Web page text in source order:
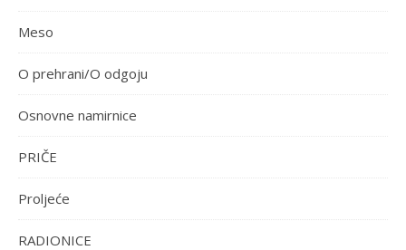
Meso
O prehrani/O odgoju
Osnovne namirnice
PRIČE
Proljeće
RADIONICE